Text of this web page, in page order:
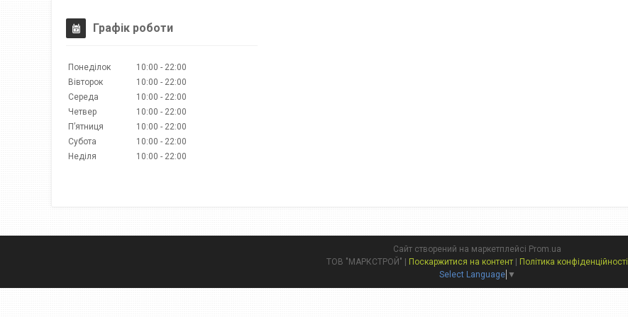
Графік роботи
Понеділок 10:00
22:00
Вівторок
10:00
22:00
Середа
10:00
22:00
Четвер
10:00
22:00
Пʼятниця
10:00
22:00
Субота
10:00
22:00
Неділя
10:00 22:00
Сайт створений на маркетплейсі Prom.ua
ТОВ "МАРКСТРОЙ" | Поскаржитися на контент | Політика конфіденційності
Select Language ▼